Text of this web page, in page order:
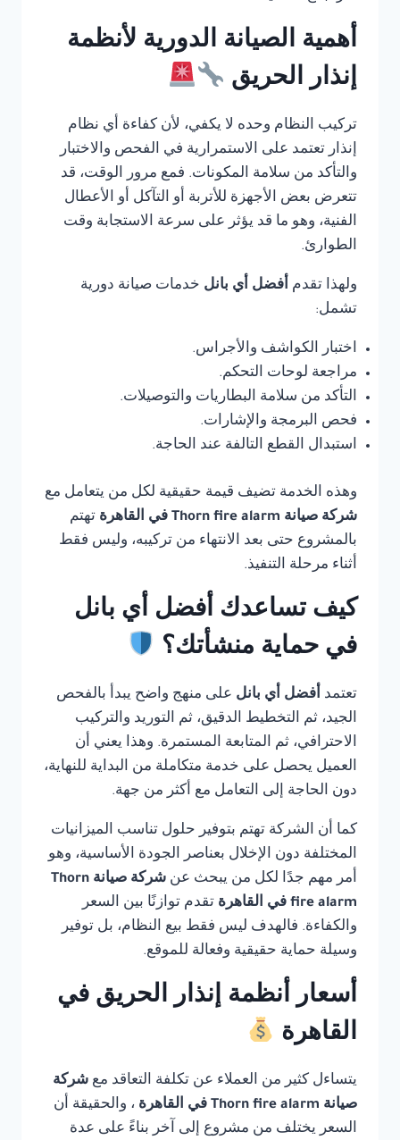
أهمية الصيانة الدورية لأنظمة
إنذار الحريق
تركيب النظام وحده لا يكفي، لأن كفاءة أي نظام
إنذار تعتمد على الاستمرارية في الفحص والاختبار
والتأكد من سلامة المكونات. فمع مرور الوقت، قد
تتعرض بعض الأجهزة للأتربة أو التآكل أو الأعطال
الفنية، وهو ما قد يؤثر على سرعة الاستجابة وقت
الطوارئ.
ولهذا تقدم أفضل أي بانل خدمات صيانة دورية
تشمل:
اختبار الكواشف والأجراس.
مراجعة لوحات التحكم.
التأكد من سلامة البطاريات والتوصيلات.
فحص البرمجة والإشارات.
استبدال القطع التالفة عند الحاجة.
وهذه الخدمة تضيف قيمة حقيقية لكل من يتعامل مع
شركة صيانة Thorn fire alarm في القاهرة
تهتم
بالمشروع حتى بعد الانتهاء من تركيبه، وليس فقط
أثناء مرحلة التنفيذ.
كيف تساعدك أفضل أي بانل
في حماية منشأتك؟
تعتمد أفضل أي بانل على منهج واضح يبدأ بالفحص
الجيد، ثم التخطيط الدقيق، ثم التوريد والتركيب
الاحترافي، ثم المتابعة المستمرة. وهذا يعني أن
العميل يحصل على خدمة متكاملة من البداية للنهاية،
دون الحاجة إلى التعامل مع أكثر من جهة.
كما أن الشركة تهتم بتوفير حلول تناسب الميزانيات
المختلفة دون الإخلال بعناصر الجودة الأساسية، وهو
أمر مهم جدًا لكل من يبحث عن
شركة صيانة Thorn
fire alarm في القاهرة
تقدم توازنًا بين السعر
والكفاءة. فالهدف ليس فقط بيع النظام، بل توفير
وسيلة حماية حقيقية وفعالة للموقع.
أسعار أنظمة إنذار الحريق في
القاهرة
يتساءل كثير من العملاء عن تكلفة التعاقد مع شركة
صيانة Thorn fire alarm في القاهرة
، والحقيقة أن
السعر يختلف من مشروع إلى آخر بناءً على عدة